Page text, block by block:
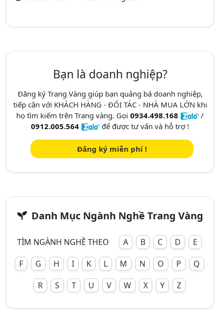
Bạn là doanh nghiệp?
Đăng ký Trang Vàng giúp bạn quảng bá doanh nghiệp,
tiếp cận với KHÁCH HÀNG - ĐỐI TÁC - NHÀ MUA LỚN khi
họ tìm kiếm trên Trang vàng. Gọi 0934.498.168
/
0912.005.564
để được tư vấn và hỗ trợ !
Đăng ký miễn phí !
Danh Mục Ngành Nghề Trang Vàng
TÌM NGÀNH NGHỀ THEO A B C D
E
F
G H I K L M N O P
Q
R
S T U V W X Y Z